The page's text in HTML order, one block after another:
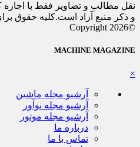
نقل مطالب و تصاویر فقط با
و ذکر منبع آزاد است.کلیه حقوق
©Copyright 2026
MACHINE MAGAZINE
×
آرشیو مجله ماشین
آرشیو مجله نوآور
آرشیو مجله موتور
درباره ما
تماس با ما